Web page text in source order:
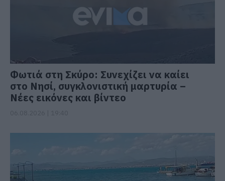
Φωτιά στη Σκύρο: Συνεχίζει να καίει
στο Νησί, συγκλονιστική μαρτυρία –
Νέες εικόνες και βίντεο